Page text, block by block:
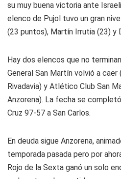
su muy buena victoria ante
elenco de Pujol tuvo un gran
(23 puntos), Martín Irrutia (23) y
Hay dos elencos que no
General San Martín volvió a
Rivadavia) y Atlético Club San
Anzorena). La fecha se
Cruz 97-57 a San Carlos.
En deuda sigue Anzorena,
temporada pasada pero por
Rojo de la Sexta ganó un solo